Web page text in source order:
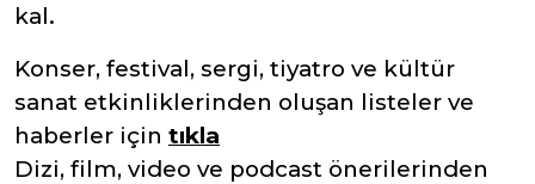
kal.
Konser, festival, sergi, tiyatro ve kültür
sanat etkinliklerinden oluşan listeler ve
haberler için tıkla
Dizi, film, video ve podcast önerilerinden